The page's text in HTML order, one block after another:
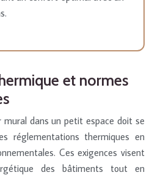
et normes
mural dans un petit espace doit se
réglementations thermiques en
Ces exigences visent
des bâtiments tout en